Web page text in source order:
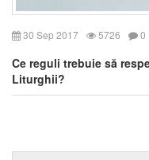
30 Sep 2017 5726 0
Ce reguli trebuie să
Liturghii?